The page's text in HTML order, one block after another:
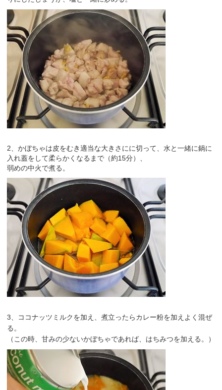
2、かぼちゃは皮をむき適当な大きさにに切って、水と一緒に鍋に
入れ蓋をして柔らかくなるまで（約15分）、
弱めの中火で煮る。
3、ココナッツミルクを加え、 煮立ったらカレー粉を加えよく混ぜ
る。
（この時、甘みの少ないかぼちゃであれば、はちみつを加える。）